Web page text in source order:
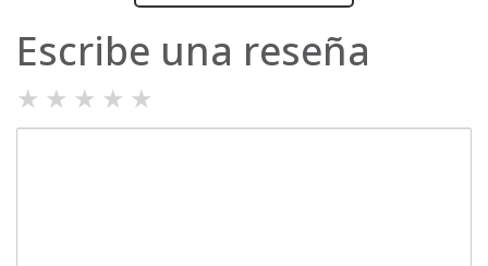
Escribe una reseña
★ ★ ★ ★ ★